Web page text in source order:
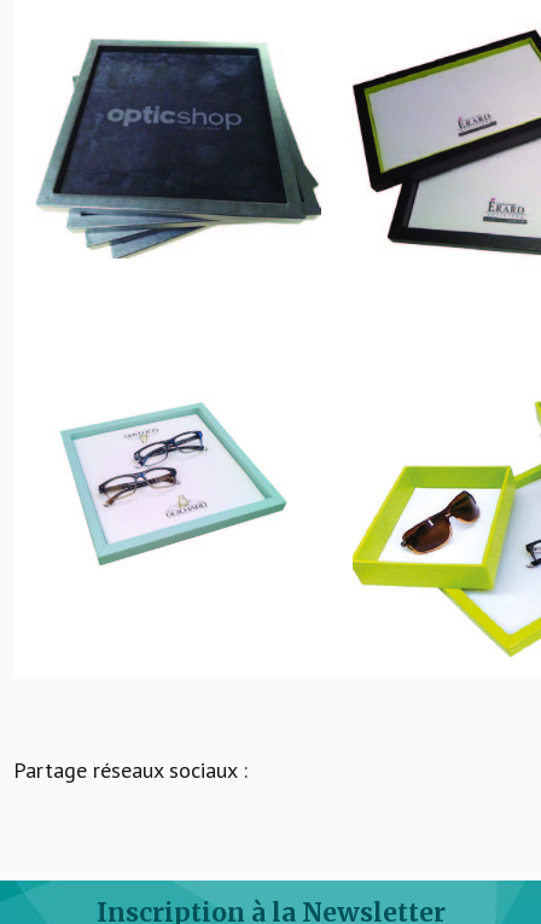
Partage réseaux sociaux :
Inscription à la Newsletter